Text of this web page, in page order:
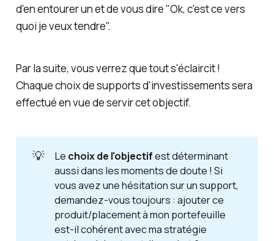
d'en entourer un et de vous dire "Ok, c'est ce vers
quoi je veux tendre".
Par la suite, vous verrez que tout s'éclaircit !
Chaque choix de supports d'investissements sera
effectué en vue de servir cet objectif.
💡 Le choix de l'objectif est déterminant
aussi dans les moments de doute ! Si
vous avez une hésitation sur un support,
demandez-vous toujours : ajouter ce
produit/placement à mon portefeuille
est-il cohérent avec ma stratégie